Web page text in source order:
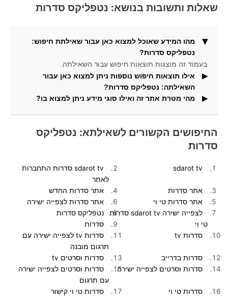
שאלות ותשובות בנושא: נטפליקס סדרות
מהו המידע שאוכל למצוא כאן עבור שאילתת חיפוש:
נטפליקס סדרות?
בעמוד זה מוצגות תוצאות חיפוש עבור השאילתה.
אילו תוצאות חיפוש נוספות ניתן למצוא כאן עבור
השאילתה: נטפליקס סדרות?
וגם תמצאו בדף זה תמונות העונות על שאילתת החיפוש.
מהי מטרת אתר זה ואילו סוגי מידע ניתן למצוא בו?
החיפושים הקשורים לשאילתא: נטפליקס
סדרות
sdarot tv
sdarot tv סדרות התחברות
לאתר
אתר סדרות
אתר סדרות החדש
אתר סדרות טי וי
אתר סדרות לצפייה ישירה
לצפייה ישירה sdarot tv סדרות
טי וי
נטפליקס סדרות
סדרות
סדרות tv
סדרות tv לצפייה ישירה עם
תרגום מובנה
סדרות בדרייב
סדרות וסרטים tv
סדרות וסרטים לצפייה ישירה
סדרות וסרטים לצפייה ישירה
עם תרגום
סדרות טי וי
סדרות טי וי קישור